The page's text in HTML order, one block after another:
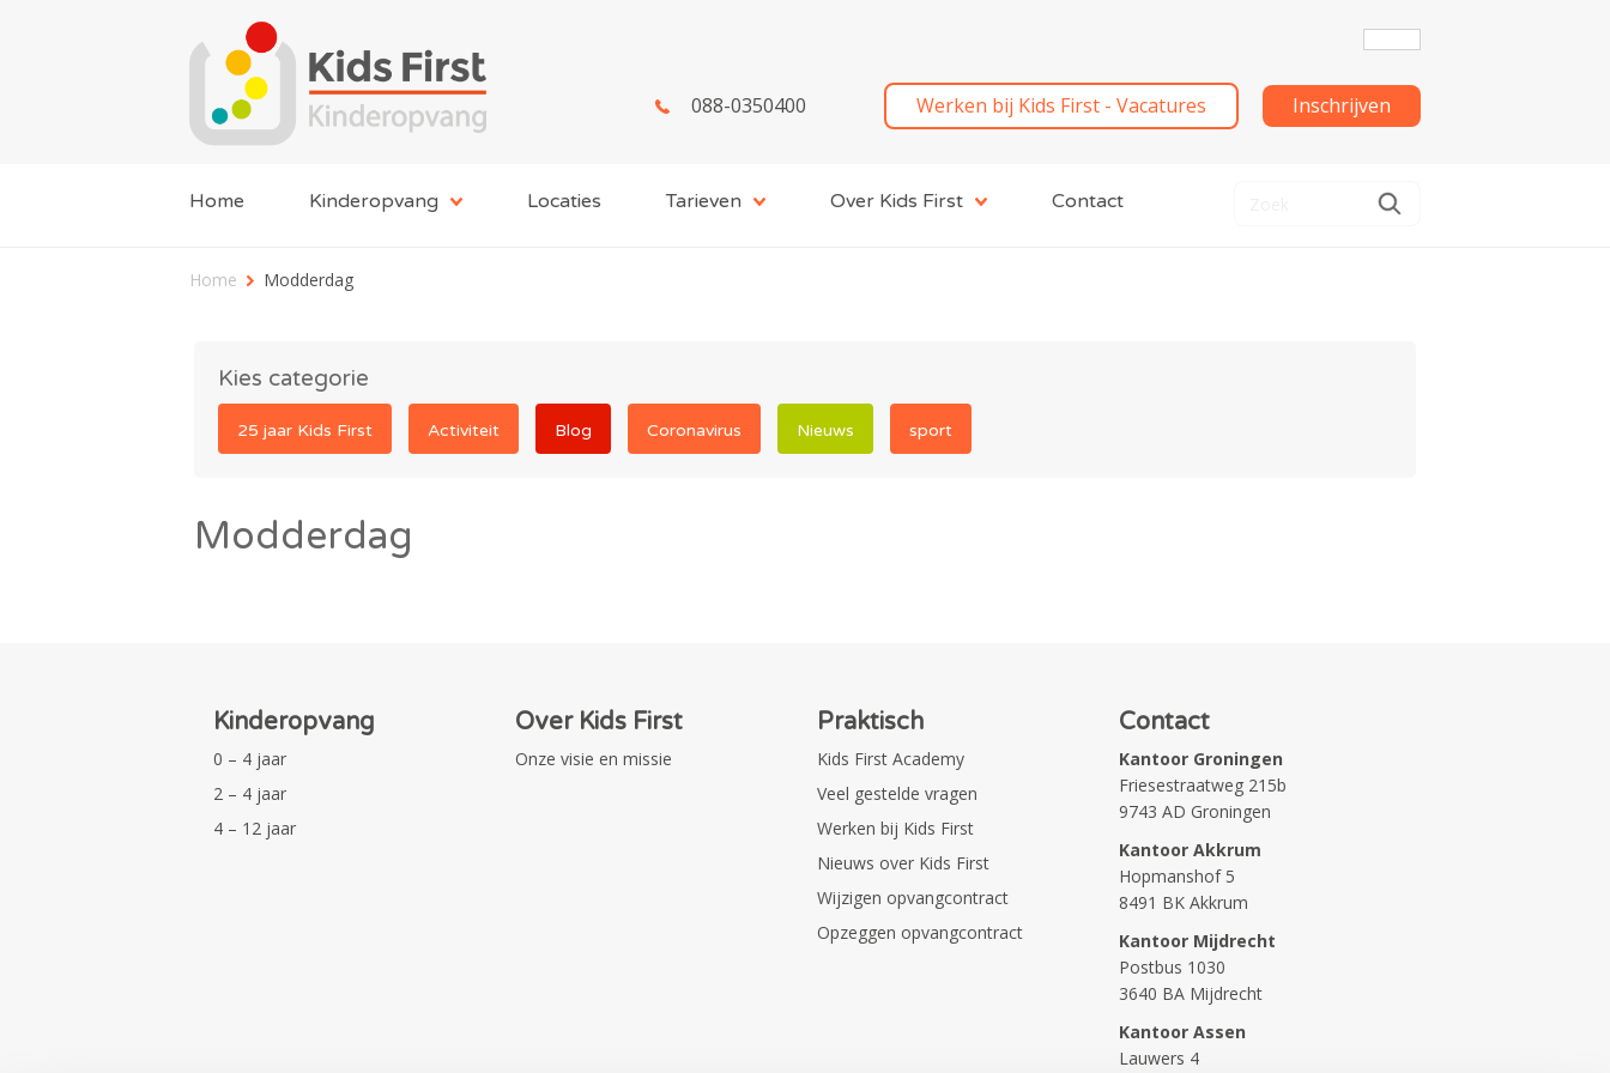
088-0350400 Werken bij Kids First - Vacatures Inschrijven
Home Kinderopvang Locaties Tarieven Over Kids First Contact
Home Modderdag
Kies categorie
25 jaar Kids First Activiteit Blog Coronavirus Nieuws sport
Modderdag
Kinderopvang
0 – 4 jaar
2 – 4 jaar
4 – 12 jaar
Over Kids First
Onze visie en missie
Praktisch
Kids First Academy
Veel gestelde vragen
Werken bij Kids First
Nieuws over Kids First
Wijzigen opvangcontract
Opzeggen opvangcontract
Contact
Kantoor Groningen
Friesestraatweg 215b
9743 AD Groningen
Kantoor Akkrum
Hopmanshof 5
8491 BK Akkrum
Kantoor Mijdrecht
Postbus 1030
3640 BA Mijdrecht
Kantoor Assen
Lauwers 4